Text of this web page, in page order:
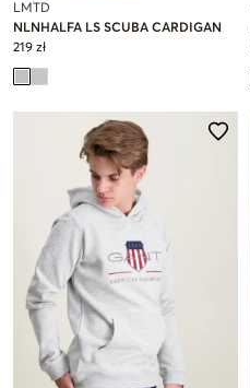
LMTD
NLNHALFA LS SCUBA CARDIGAN
219 zł